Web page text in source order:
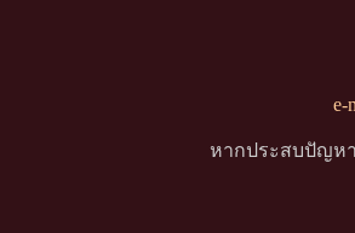
e-
หากประสบปัญหา